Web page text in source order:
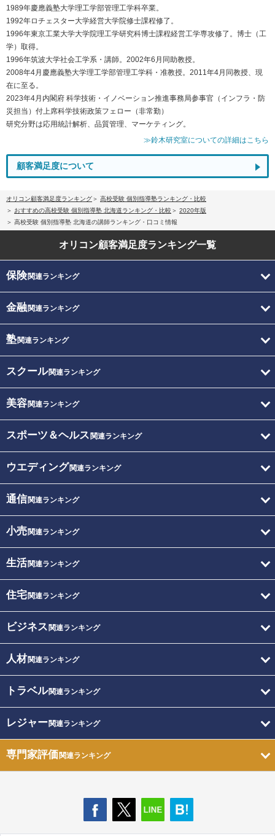
1989年慶應義塾大学理工学部管理工学科卒業。
1992年ロチェスター大学経営大学院修士課程修了。
1996年東京工業大学大学院理工学研究科博士課程経営工学専攻修了。博士（工
学）取得。
1996年筑波大学社会工学系・講師。2002年6月同助教授。
2008年4月慶應義塾大学理工学部管理工学科・准教授。2011年4月同教授、現
在に至る。
2023年4月内閣府 科学技術・イノベーション推進事務局参事官（インフラ・防
災担当）付上席科学技術政策フェロー（非常勤）
研究分野は応用統計解析、品質管理、マーケティング。
≫鈴木研究室についての詳細はこちら
顧客満足度について
オリコン顧客満足度ランキング
高校受験 個別指導塾ランキング・比較
おすすめの高校受験 個別指導塾 北海道ランキング・比較
2020年版
高校受験 個別指導塾 北海道の講師ランキング・口コミ情報
オリコン顧客満足度ランキング一覧
保険関連ランキング
金融関連ランキング
塾関連ランキング
スクール関連ランキング
美容関連ランキング
スポーツ＆ヘルス 関連ランキング
ウエディング関連ランキング
通信関連ランキング
小売関連ランキング
生活関連ランキング
住宅関連ランキング
ビジネス 関連ランキング
人材関連ランキング
トラベル関連ランキング
レジャー関連ランキング
専門家評価関連ランキング